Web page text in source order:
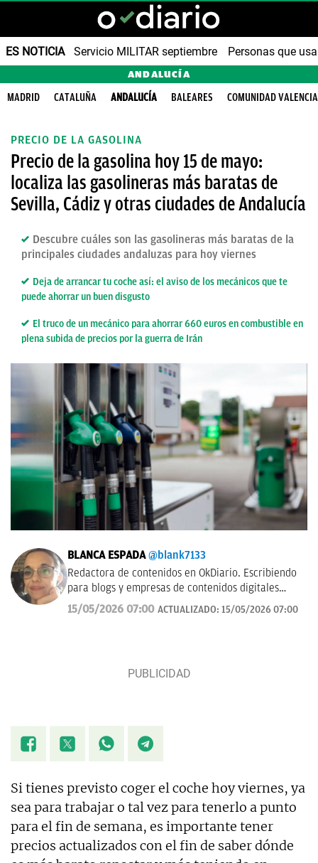
ES NOTICIA Servicio MILITAR septiembre Personas que
ANDALUCÍA
MADRID CATALUÑA ANDALUCÍA BALEARES COMUNIDAD
PRECIO DE LA GASOLINA
Precio de la gasolina hoy 15 de mayo:
localiza las gasolineras más baratas de
Sevilla, Cádiz y otras ciudades de Andalucía
Descubre cuáles son las gasolineras más baratas de la
principales ciudades andaluzas para hoy viernes
Deja de arrancar tu coche así: el aviso de los mecánicos que te
puede ahorrar un buen disgusto
El truco de un mecánico para ahorrar 660 euros en combustible en
plena subida de precios por la guerra de Irán
BLANCA ESPADA @blank7133
Redactora de contenidos en OkDiario. Escribiendo
para blogs y empresas de contenidos digitales
desde 2007.
15/05/2026 07:00 ACTUALIZADO: 15/05/2026 07:00
Si tienes previsto coger el coche hoy viernes, ya
sea para trabajar o tal vez para tenerlo a punto
para el fin de semana, es importante tener
precios actualizados con el fin de saber dónde